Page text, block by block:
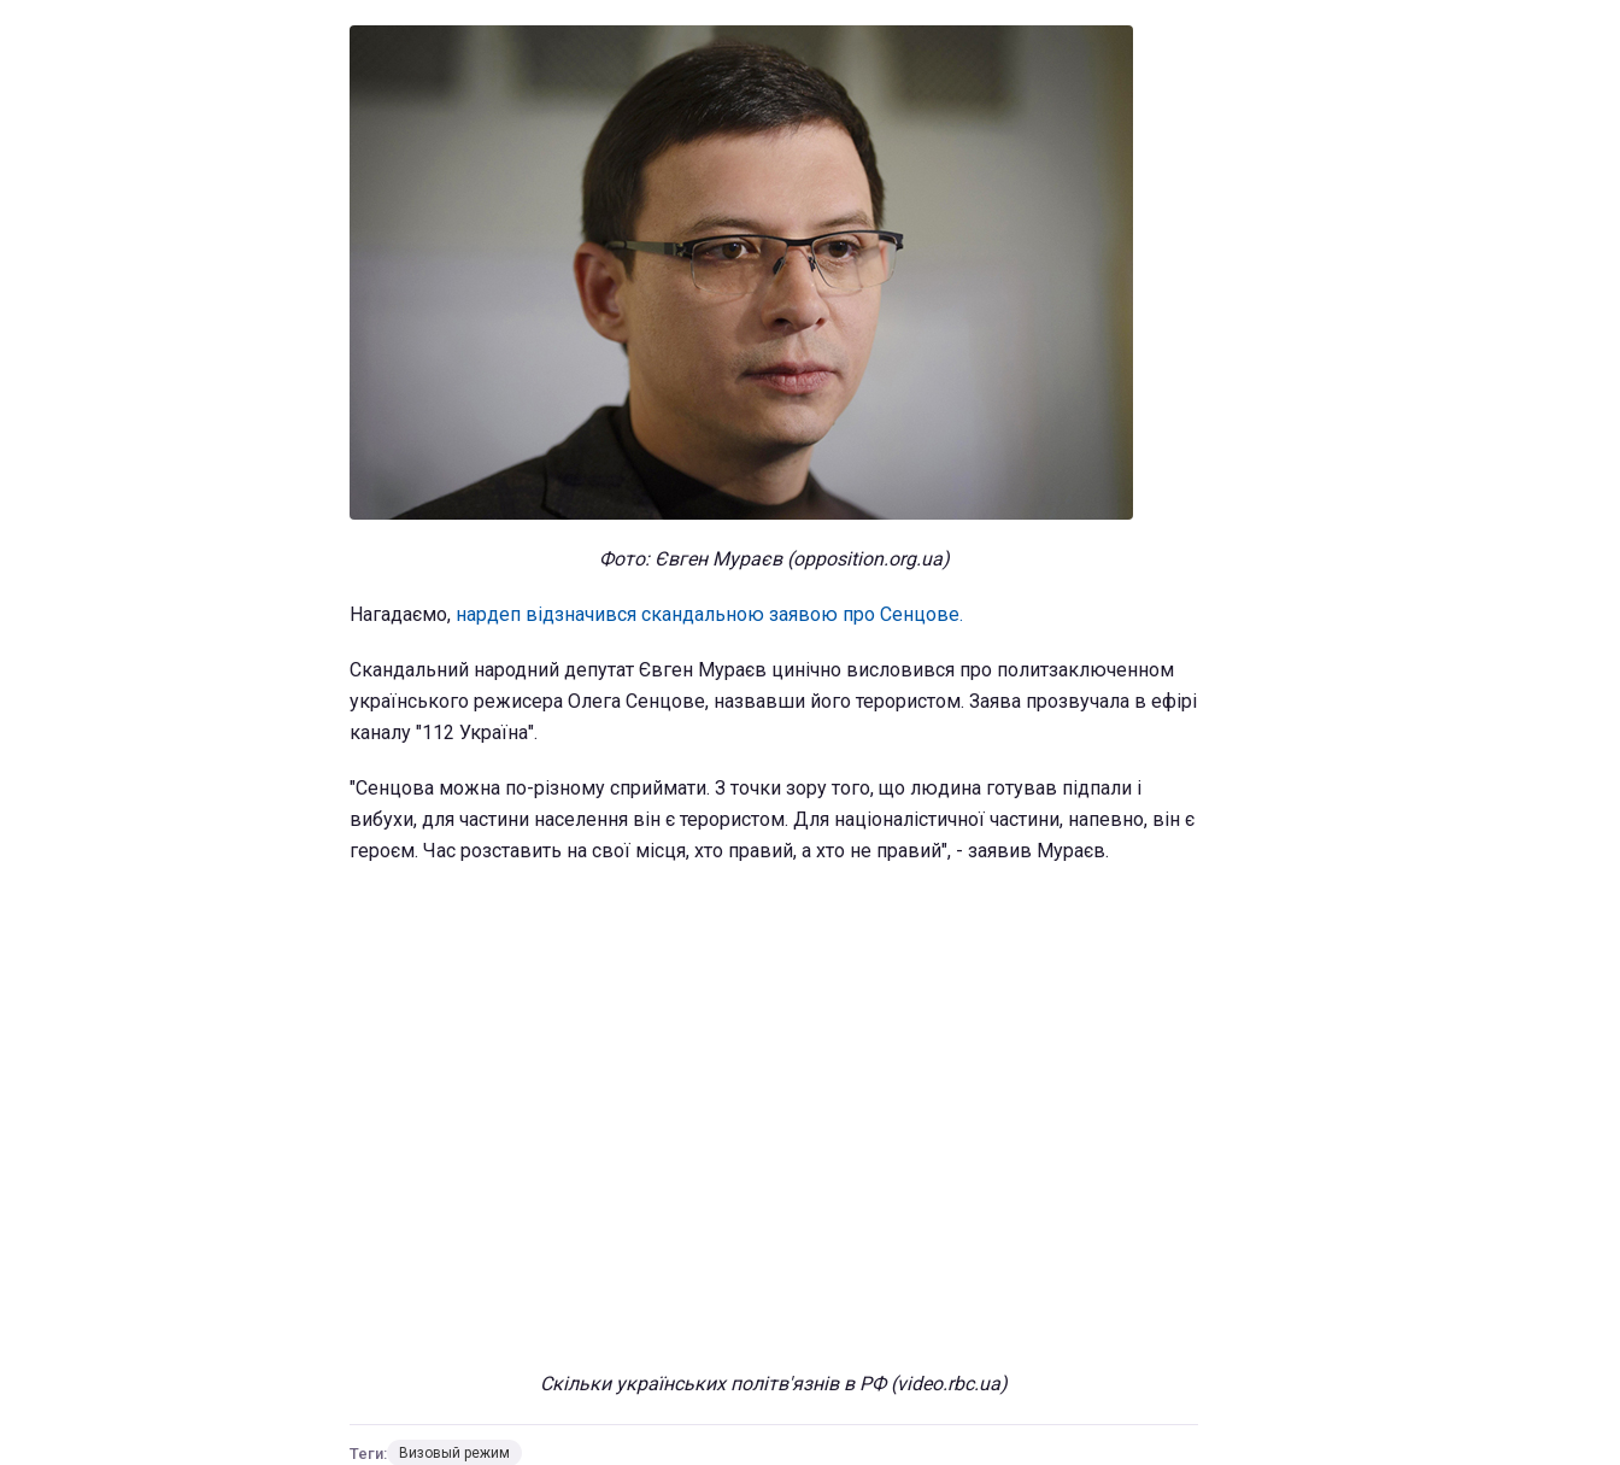
Фото: Євген Мураєв (opposition.org.ua)
Нагадаємо, нардеп відзначився скандальною заявою про Сенцове.
Скандальний народний депутат Євген Мураєв цинічно висловився про политзаключенном
українського режисера Олега Сенцове, назвавши його терористом. Заява прозвучала в ефірі
каналу "112 Україна".
"Сенцова можна по-різному сприймати. З точки зору того, що людина готував підпали і
вибухи, для частини населення він є терористом. Для націоналістичної частини, напевно, він є
героєм. Час розставить на свої місця, хто правий, а хто не правий", - заявив Мураєв.
Скільки українських політв'язнів в РФ (video.rbc.ua)
Теги: Визовый режим